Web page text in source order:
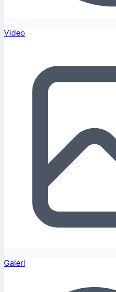
Video
Galeri